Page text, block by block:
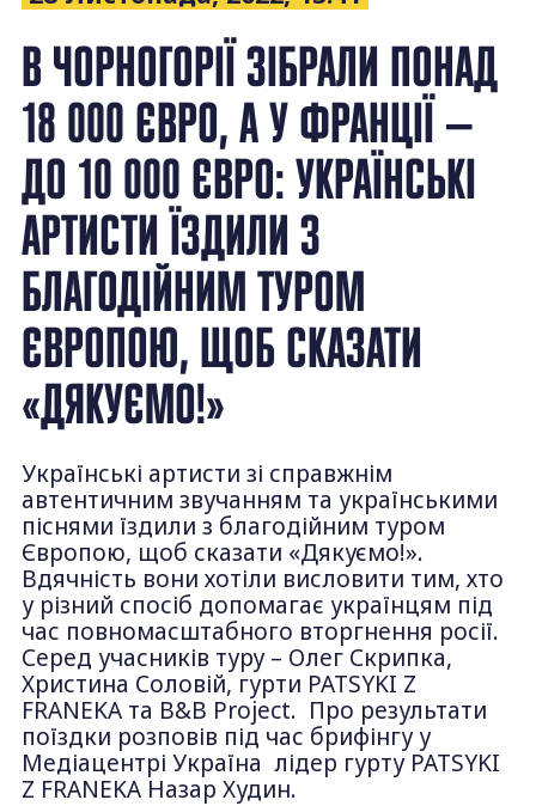
В ЧОРНОГОРІЇ ЗІБРАЛИ ПОНАД
18 000 ЄВРО, А У ФРАНЦІЇ —
ДО 10 000 ЄВРО: УКРАЇНСЬКІ
АРТИСТИ ЇЗДИЛИ З
БЛАГОДІЙНИМ ТУРОМ
ЄВРОПОЮ, ЩОБ СКАЗАТИ
«ДЯКУЄМО!»
Українські артисти зі справжнім
автентичним звучанням та українськими
піснями їздили з благодійним туром
Європою, щоб сказати «Дякуємо!».
Вдячність вони хотіли висловити тим, хто
у різний спосіб допомагає українцям під
час повномасштабного вторгнення росії.
Серед учасників туру – Олег Скрипка,
Христина Соловій, гурти PATSYKI Z
FRANEKA та B&B Project. Про результати
поїздки розповів під час брифінгу у
Медіацентрі Україна лідер гурту PATSYKI
Z FRANEKA Назар Худин.